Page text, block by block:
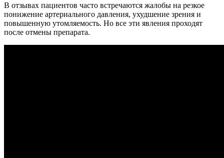
В отзывах пациентов часто встречаются жалобы на резкое
понижение артериального давления, ухудшение зрения и
повышенную утомляемость. Но все эти явления проходят
после отмены препарата.